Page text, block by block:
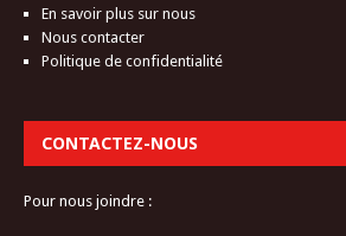
En savoir plus sur nous
Nous contacter
Politique de confidentialité
CONTACTEZ-NOUS
Pour nous joindre :